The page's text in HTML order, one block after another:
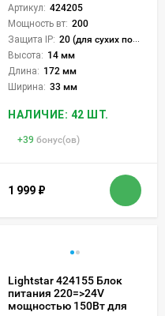
Артикул: 424205
Мощность вт: 200
Защита IP: 20 (для сухих пом.)
Высота: 14 мм
Длина: 172 мм
Ширина: 33 мм
НАЛИЧИЕ: 42 ШТ.
+39 бонус(ов)
1 999 ₽
Lightstar 424155 Блок
питания 220=>24V
мощностью 150Вт для